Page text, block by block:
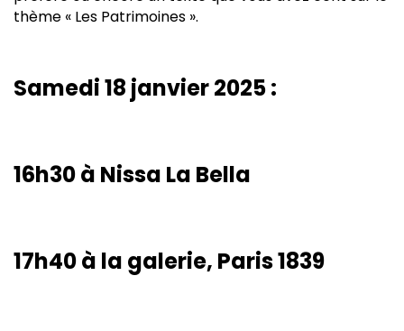
thème « Les Patrimoines ».
Samedi 18 janvier 2025 :
16h30 à Nissa La Bella
17h40 à la galerie, Paris 1839